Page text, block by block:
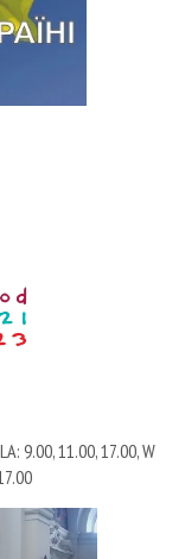
9.00, 11.00, 17.00, W